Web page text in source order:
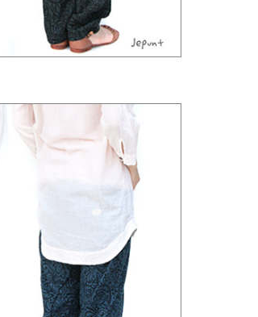
1,080円
大振りな花がらに鮮やかな
色合いで春の予感を感じま
ゴールドと白いビーズの組
み合わせがキュート☆